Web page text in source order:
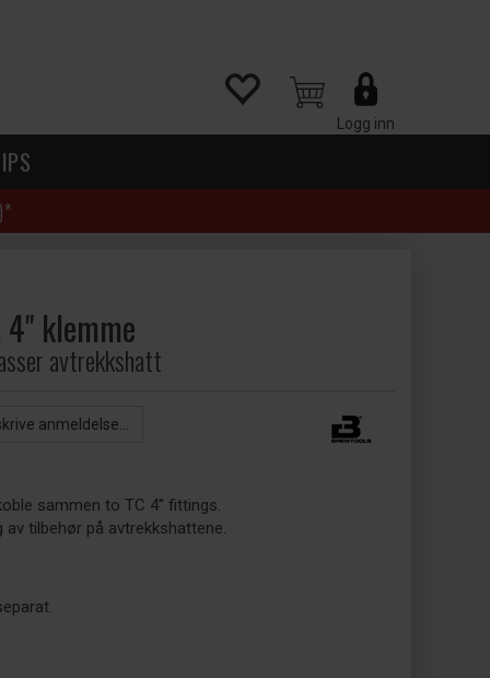
Logg inn
klemme
avtrekkshatt
anmeldelse...
sammen to TC 4" fittings.
tilbehør på avtrekkshattene.